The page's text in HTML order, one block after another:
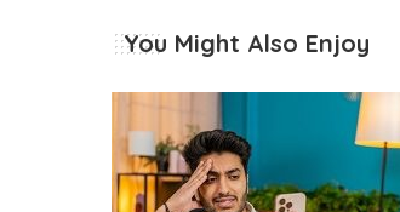
You Might Also Enjoy